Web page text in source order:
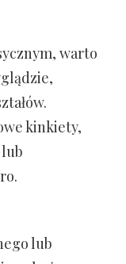
warto
kinkiety,
lub